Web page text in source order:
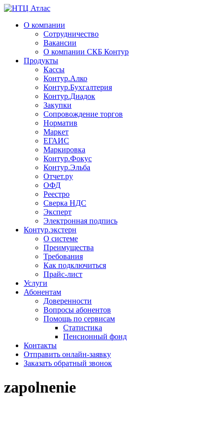
О компании
Сотрудничество
Вакансии
О компании СКБ Контур
Продукты
Кассы
Контур.Алко
Контур.Бухгалтерия
Контур.Диадок
Закупки
Сопровождение торгов
Норматив
Маркет
ЕГАИС
Маркировка
Контур.Фокус
Контур.Эльба
Отчет.ру
ОФД
Реестро
Сверка НДС
Эксперт
Электронная подпись
Контур.экстерн
О системе
Преимущества
Требования
Как подключиться
Прайс-лист
Услуги
Абонентам
Доверенности
Вопросы абонентов
Помощь по сервисам
Статистика
Пенсионный фонд
Контакты
Отправить онлайн-заявку
Заказать обратный звонок
zapolnenie